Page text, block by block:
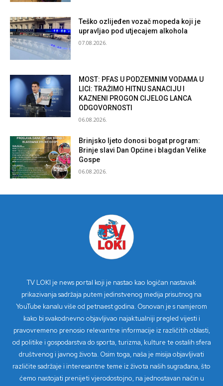
Teško ozlijeđen vozač mopeda koji je
upravljao pod utjecajem alkohola
07.08.2026.
MOST: PFAS U PODZEMNIM VODAMA U
LICI: TRAŽIMO HITNU SANACIJU I
KAZNENI PROGON CIJELOG LANCA
ODGOVORNOSTI
06.08.2026.
Brinjsko ljeto donosi bogat program:
Brinje slavi Dan Općine i blagdan Velike
Gospe
06.08.2026.
TV LOKI je news portal koji je nastao kao logičan nastavak
prikazivanja sadržaja putem jedinstvenog medija prisutnog na
YouTube kanalu više od petnaest godina. Osnovan je s namjerom
kako bi svakodnevno objavljivao najaktualniji pregled vijesti i
pravovremeno prenosio relevantne informacije iz različitih oblasti,
od politike i gospodarstva do sporta, turizma, kulture te ostalih sfera
društvenog i javnog života. Osim toga, naša je misija objavljivati
različite sadržaje i interesantne teme iz života naših sugrađana, što
ćemo nastojati prenijeti vjerodostojno, na jednostavan način u